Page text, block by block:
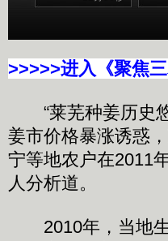
>>>>>进入《聚焦
“莱芜种姜历史悠
姜市价格暴涨诱惑
宁等地农户在2011
人分析道。
2010年，当地生